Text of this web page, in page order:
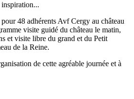
48 adhérents Avf Cergy au château
visite guidé du château le matin,
et visite libre du grand et du Petit
de la Reine.
de cette agréable journée et à